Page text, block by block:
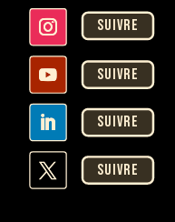
Suivre
Suivre
Suivre
Suivre